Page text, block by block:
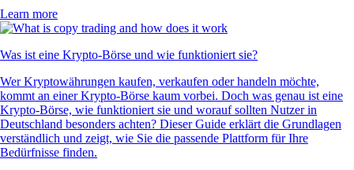
Learn more
Was ist eine Krypto-Börse und wie funktioniert sie?
Wer Kryptowährungen kaufen, verkaufen oder handeln möchte,
kommt an einer Krypto-Börse kaum vorbei. Doch was genau ist eine
Krypto-Börse, wie funktioniert sie und worauf sollten Nutzer in
Deutschland besonders achten? Dieser Guide erklärt die Grundlagen
verständlich und zeigt, wie Sie die passende Plattform für Ihre
Bedürfnisse finden.